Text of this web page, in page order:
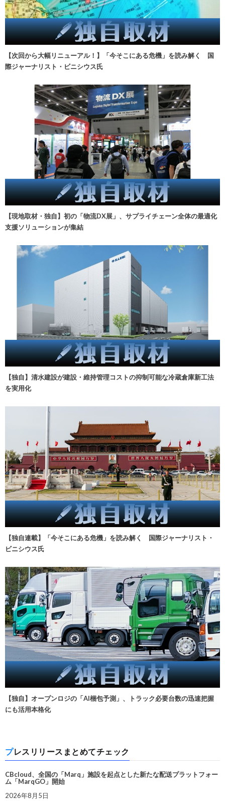
【次回から大幅リニューアル！】「今そこにある危機」を読み解く 国
際ジャーナリスト・ビニシウス氏
【現地取材・独自】初の「物流DX展」、サプライチェーン全体の最適化
支援ソリューションが集結
【独自】清水建設が建設・維持管理コストの抑制可能な冷蔵倉庫新工法
を実用化
【独自連載】「今そこにある危機」を読み解く 国際ジャーナリスト・
ビニシウス氏
【独自】オープンロジの「AI梱包予測」、トラック必要台数の迅速把握
にも活用本格化
プレスリリースまとめてチェック
CBcloud、全国の「Marq」施設を起点とした新たな配送プラットフォー
ム「MarqGO」開始
2026年8月5日